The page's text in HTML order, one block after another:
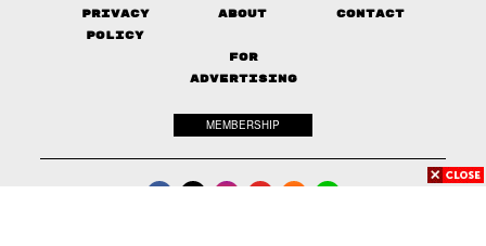
Privacy
Policy
About Contact
FOR
ADVERTISING
MEMBERSHIP